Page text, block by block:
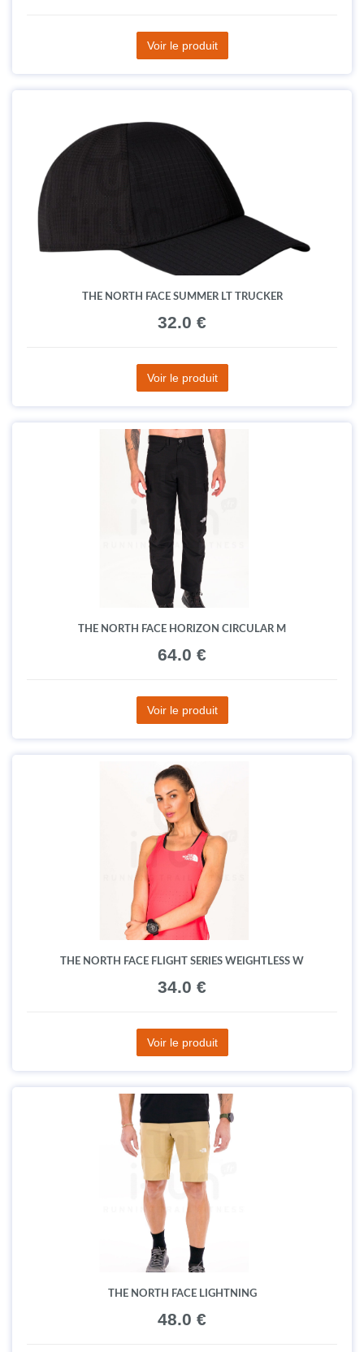
Voir le produit
THE NORTH FACE SUMMER LT TRUCKER
32.0 €
Voir le produit
THE NORTH FACE HORIZON CIRCULAR M
64.0 €
Voir le produit
THE NORTH FACE FLIGHT SERIES WEIGHTLESS W
34.0 €
Voir le produit
THE NORTH FACE LIGHTNING
48.0 €